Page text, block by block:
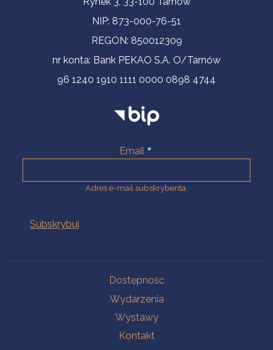
NIP: 873-000-76-51
REGON: 850012309
nr konta: Bank PEKAO S.A. O/Tarnów
96 1240 1910 1111 0000 0898 4744
Email
Adres e-mail subskrybenta.
Dostępność
Wydarzenia
Wystawy
Kontakt